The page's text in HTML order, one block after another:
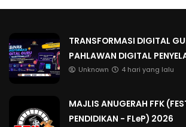
TRANSFORMASI DIGITAL
PAHLAWAN DIGITAL
Unknown 4 hari yang lalu
MAJLIS ANUGERAH FFK
PENDIDIKAN - FLeP) 2026